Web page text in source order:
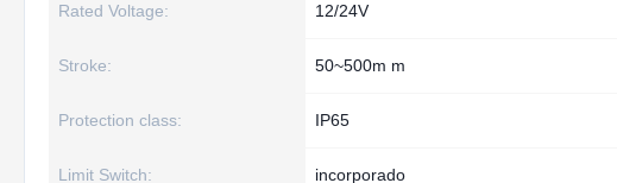
Rated Voltage: 12/24V
Stroke: 50~500m m
Protection class: IP65
Limit Switch: incorporado